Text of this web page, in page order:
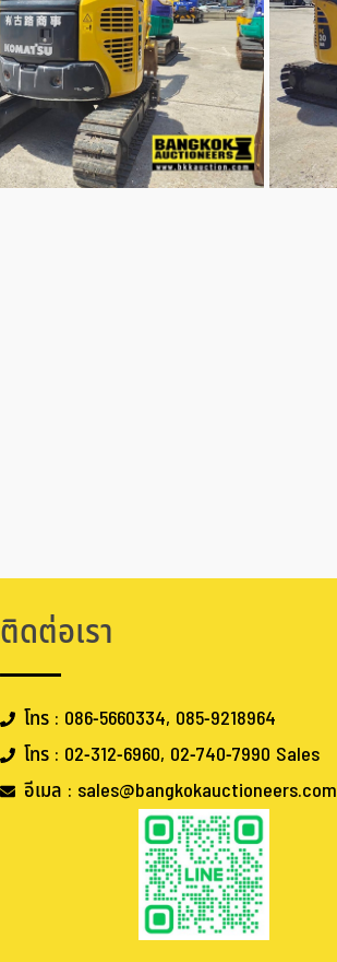
ติดต่อเรา
โทร : 086-5660334, 085-9218964
โทร : 02-312-6960, 02-740-7990 Sales
อีเมล : sales@bangkokauctioneers.com